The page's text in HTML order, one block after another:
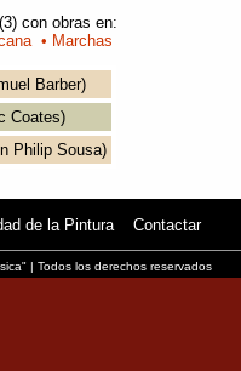
con obras en:
• Marchas
Barber)
Coates)
Philip Sousa)
de la Pintura Contactar
| Todos los derechos reservados